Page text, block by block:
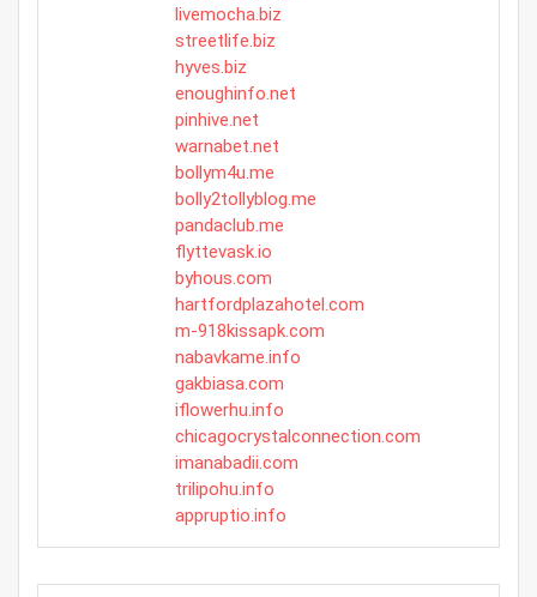
livemocha.biz
streetlife.biz
hyves.biz
enoughinfo.net
pinhive.net
warnabet.net
bollym4u.me
bolly2tollyblog.me
pandaclub.me
flyttevask.io
byhous.com
hartfordplazahotel.com
m-918kissapk.com
nabavkame.info
gakbiasa.com
iflowerhu.info
chicagocrystalconnection.com
imanabadii.com
trilipohu.info
appruptio.info